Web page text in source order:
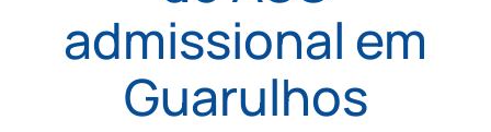
admissional em
Guarulhos